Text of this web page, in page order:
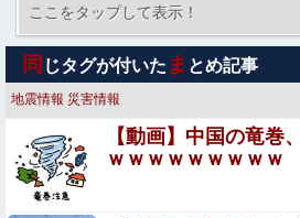
の”があったんだけど…」
大学の時、クラスの大多数テスト
があった。で、カンニングしてない
【画像】ロリ巨乳女子大生さん、X
【バンダイ】 「食玩」「プライズ
年8月発売商品【発売スケジュール】
ここをタップして表示！
同 じタグが付いた ま とめ記事
地震情報 災害情報
【動画】中国の竜巻
ｗｗｗｗｗｗｗｗｗ